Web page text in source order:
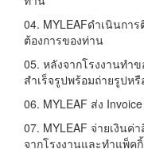
04. MYLEAFดำเนินกา
ต้องการของท่าน
05. หลังจากโรงงานทำ
สำเร็จรูปพร้อมถ่ายรูปห
06. MYLEAF ส่ง
07. MYLEAF จ่ายเงินค่
จากโรงงานและทำแพ็ค